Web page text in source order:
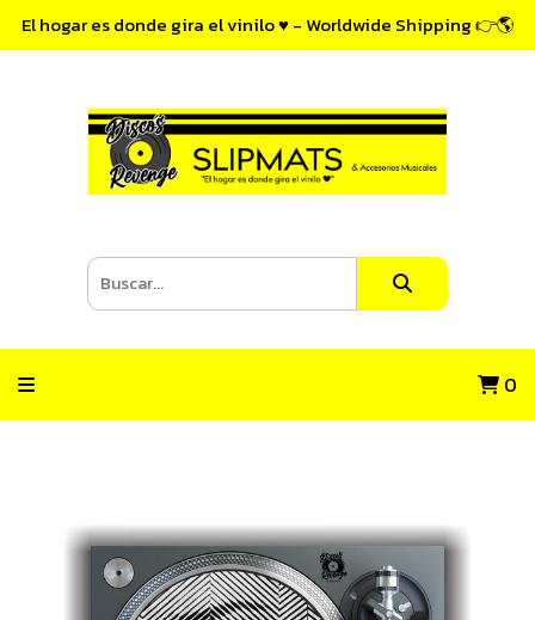
El hogar es donde gira el vinilo ♥ - Worldwide Shipping 👉🌎
0